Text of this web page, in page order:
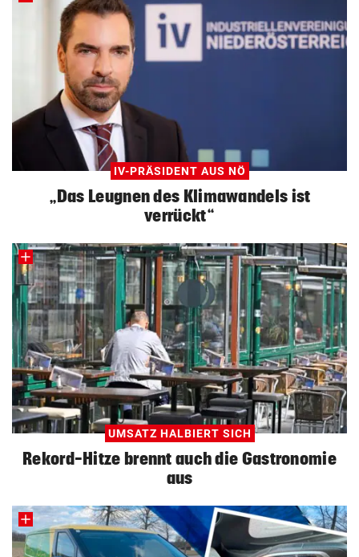
Faszienrolle Vergleich
ZUM VERGLEICH
Hoverboard Vergleich
ZUM VERGLEICH
Kinderfahrrad Vergleich
ZUM VERGLEICH
IV-PRÄSIDENT AUS NÖ
„Das Leugnen des Klimawandels ist
verrückt“
UMSATZ HALBIERT SICH
Rekord-Hitze brennt auch die Gastronomie
aus